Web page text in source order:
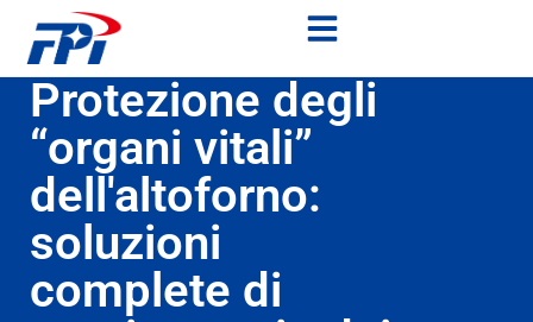
Protezione degli
“organi vitali”
dell'altoforno:
soluzioni
complete di